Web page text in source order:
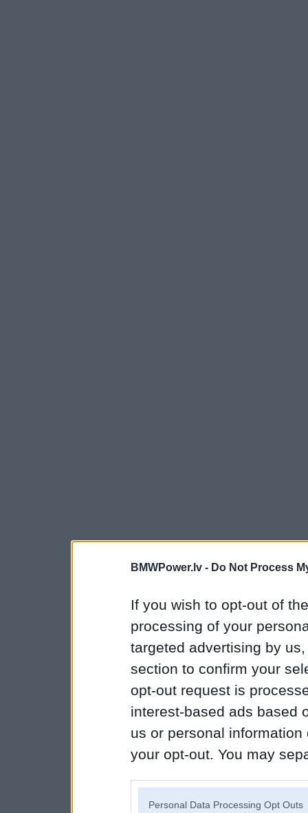
BMWPower.lv - Do Not Process
If you wish to opt-out of
processing of your
targeted advertising by
section to confirm your
opt-out request is
interest-based ads based
us or personal
your opt-out. You may
Personal Data Processing Opt Outs